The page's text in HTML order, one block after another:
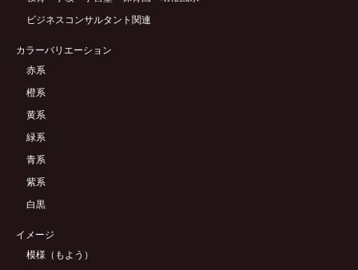
ビジネスコンサルタント関連
カラーバリエーション
赤系
橙系
黄系
緑系
青系
紫系
白黒
イメージ
模様（もよう）